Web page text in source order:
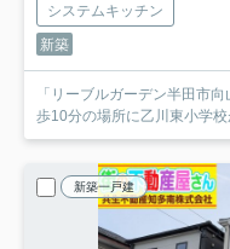
システムキッチン
新築
「リーブルガーデン半田市
歩10分の場所に乙川東小学
新築一戸建